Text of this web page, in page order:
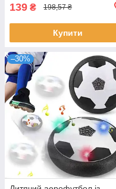
139 ₴ 198,57 ₴
Купити
–30%